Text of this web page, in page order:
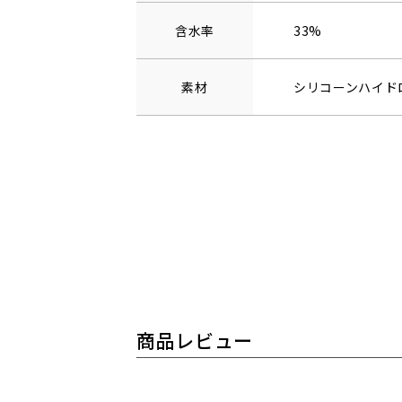
含水率 33%
素材 シリコーンハイド
商品レビュー